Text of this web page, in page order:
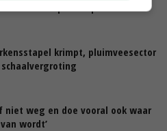
krimpt, pluimveesector
niet weg en doe vooral ook waar
wordt’